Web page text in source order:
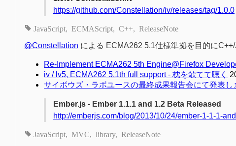
https://github.com/Constellation/iv/releases/tag/1.0.0
JavaScript ECMAScript C++ ReleaseNote
@Constellation による ECMA262 5.1仕様準拠を目的に
Re-Implement ECMA262 5th Engine@Firefox
iv / lv5, ECMA262 5.1th full support - 枕を欹てて聴く
サイボウズ・ラボユースの最終成果報告会にて発表し
Ember.js - Ember 1.1.1 and 1.2 Beta Released
http://emberjs.com/blog/2013/10/24/ember-1-1-1-
JavaScript MVC library ReleaseNote